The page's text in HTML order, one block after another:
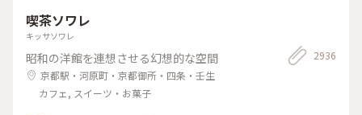
めぞの #梅園
れます😊 店内の配置を変えられたようで✨ 奥の中庭前の席が2
人席になり 通い始めて幾数年 初めて窓際に座る事ができま
した😊 中庭がいい感じです😊🌳 ＊ うめぞのcafe＆galleryは
ちょっと甘い物が食べたいなぁーと 思う時に足が向いてしま
うお店です😊 #京都カフェ #パフェ活2024 #みたらし団子 #秋
の彩り #クラシカルな街 #私の好きな京都
喫茶ソワレ
キッサソワレ
昭和の洋館を連想させる幻想的な空間
京都駅・河原町・京都御所・四条・壬生
カフェ, スイーツ・お菓子
2936